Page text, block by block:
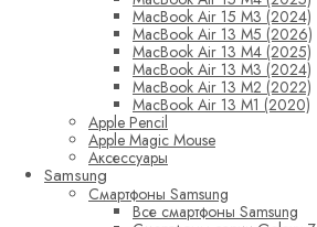
MacBook Air 15 M3 (2024)
MacBook Air 13 M5 (2026)
MacBook Air 13 M4 (2025)
MacBook Air 13 M3 (2024)
MacBook Air 13 M2 (2022)
MacBook Air 13 M1 (2020)
Apple Pencil
Apple Magic Mouse
Аксессуары
Samsung
Смартфоны Samsung
Все смартфоны Samsung